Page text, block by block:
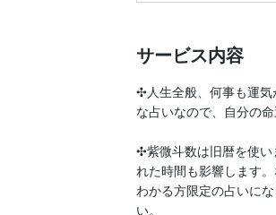
サービス内容
✣人生全般、何事も運気
な占いなので、自分の
✣紫微斗数は旧暦を使い
れた時間も影響します
わかる方限定の占いに
い。